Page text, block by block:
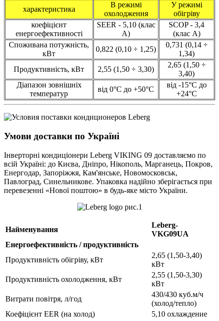
характеристика
В режимі
охолодження
У режимі
обігріву
коефіцієнт
енергоефективності
SEER - 5,10 (клас
А)
SCOP - 3,4
(клас А)
Споживана потужність,
кВт
0,822 (0,10 ÷ 1,25)
0,731 (0,14 ÷
1,34)
Продуктивність, кВт
2,55 (1,50 ÷ 3,30)
2,65 (1,50 ÷
3,40)
Діапазон зовнішніх
температур
від 0°С до +50°С
від -15°С до
+24°С
Умови доставки по Україні
Інверторні кондиціонери Leberg VIKING 09 доставляємо по
всій Україні: до Києва, Дніпро, Нікополь, Марганець, Покров,
Енергодар, Запоріжжя, Кам'янське, Новомосковськ,
Павлоград, Синельникове. Упаковка надійно зберігається при
перевезенні «Нової поштою» в будь-яке місто України.
Найменування
Leberg-
VKG09UA
Енергоефективність / продуктивність
Продуктивність обігріву, кВт
2,65 (1,50-3,40)
кВт
Продуктивність охолодження, кВт
2,55 (1,50-3,30)
кВт
Витрати повітря, л/год
430/430 куб.м/ч
(холод/тепло)
Коефіцієнт EER (на холод)
5,10 охлаждение